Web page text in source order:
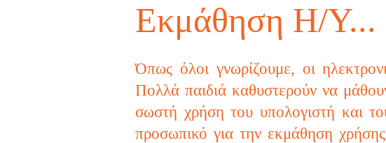
Εκμάθηση Η/Υ...
Όπως όλοι γνωρίζουμε, οι
Πολλά παιδιά καθυστερούν να
σωστή χρήση του υπολογιστή και
προσωπικό για την εκμάθηση